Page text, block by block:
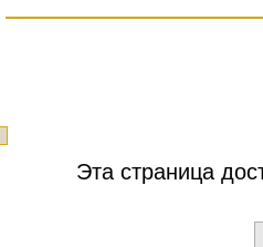
Эта страница